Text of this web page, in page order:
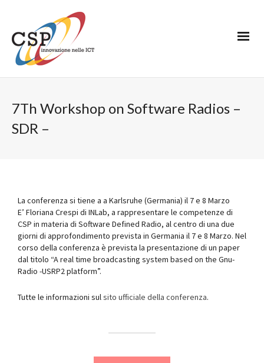
7Th Workshop on Software Radios –
SDR –
La conferenza si tiene a a Karlsruhe (Germania) il 7 e 8 Marzo
E’ Floriana Crespi di INLab, a rappresentare le competenze di
CSP in materia di Software Defined Radio, al centro di una due
giorni di approfondimento prevista in Germania il 7 e 8 Marzo. Nel
corso della conferenza è prevista la presentazione di un paper
dal titolo “A real time broadcasting system based on the Gnu-
Radio -USRP2 platform”.
Tutte le informazioni sulsito ufficiale della conferenza.